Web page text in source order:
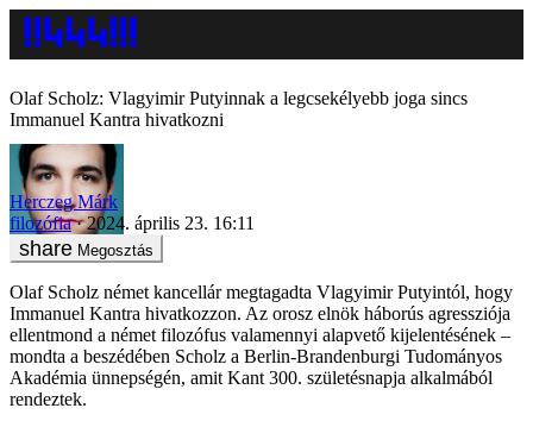
Olaf Scholz: Vlagyimir Putyinnak a legcsekélyebb joga sincs
Immanuel Kantra hivatkozni
Herczeg Márk
filozófia
2024. április 23. 16:11
Megosztás
Olaf Scholz német kancellár megtagadta Vlagyimir Putyintól, hogy
Immanuel Kantra hivatkozzon. Az orosz elnök háborús agressziója
ellentmond a német filozófus valamennyi alapvető kijelentésének –
mondta a beszédében Scholz a Berlin-Brandenburgi Tudományos
Akadémia ünnepségén, amit Kant 300. születésnapja alkalmából
rendeztek.